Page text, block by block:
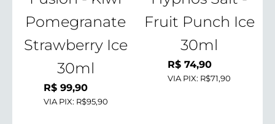
Pomegranate
Strawberry Ice
30ml
R$99,90
VIA PIX: R$95,90
Fruit Punch Ice
30ml
R$ 74,90
VIA PIX: R$71,90